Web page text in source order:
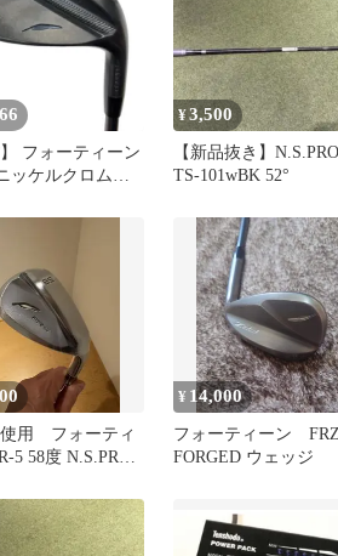
】 フォーティーン
ッケルクロムメ
ジ WG TS-101w
用 右利き 右用 C
ゴルフクラブ
¥3,500
【新品抜き】N.S.PRO
TS-101wBK 52°
用 フォーティ
5 58度 N.S.PRO
¥ 14,000
フォーティーン FRZ
FORGED ウェッジ